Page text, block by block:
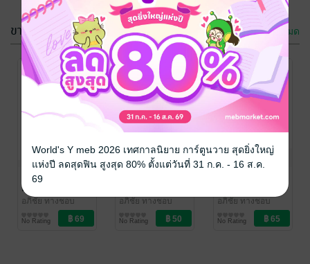
ทางไซเบอร์
มหาวิทยาลัย
รามคำแหง 16
กรกฎาคม
พ.ศ.2567
เอกสารประกอบ
Psy1001
อภิชัย ทางชอบ
ชีตมหาวิทยาลัย
No Rating
เอกสารประกอบ
การสอน
Mcs4151
อภิชัย ทางชอบ
ชีตมหาวิทยาลัย
No Rating
ขายดี ดูทั้งหมด
เอกสารประกอบ
การสอน เรื่อง :
หางาน,หาเงิน
รายได้เสริมใน
YouGov
อภิชัย ทางชอบ
การเงินการลงทุน
No Rating
Mcs4151
อภิชัย ทางชอบ
ชีตมหาวิทยาลัย
No Rating
His1001
อภิชัย ทางชอบ
ชีตมหาวิทยาลัย
No Rating
World's Y meb 2026 เทศกาลนิยาย การ์ตูนวาย สุดยิ่งใหญ่
แห่งปี ลดสุดฟิน สูงสุด 80% ตั้งแต่วันที่ 31 ก.ค. - 16 ส.ค.
69